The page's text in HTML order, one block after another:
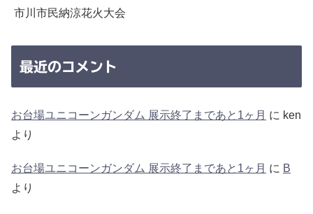
市川市民納涼花火大会
最近のコメント
お台場ユニコーンガンダム 展示終了まであと1ヶ月 に ken
より
お台場ユニコーンガンダム 展示終了まであと1ヶ月 に B
より